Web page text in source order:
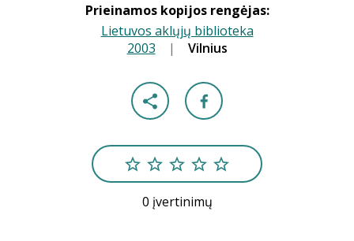
Prieinamos kopijos rengėjas:
Lietuvos aklųjų biblioteka
2003 | Vilnius
0 įvertinimų